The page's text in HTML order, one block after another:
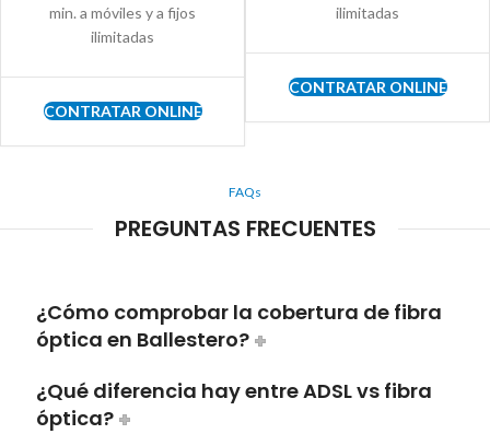
min. a móviles y a fijos
ilimitadas
CONTRATAR ONLINE
ilimitadas
CONTRATAR ONLINE
FAQs
PREGUNTAS FRECUENTES
¿Cómo comprobar la cobertura de fibra
óptica en Ballestero?
¿Qué diferencia hay entre ADSL vs fibra
óptica?